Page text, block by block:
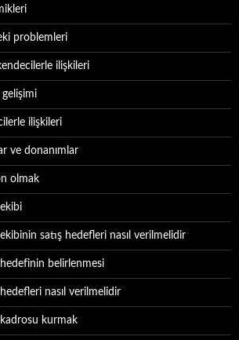
problemleri
ilişkileri
ilişkileri
ve donanımlar
olmak
satış hedefleri nasıl verilmelidir
belirlenmesi
nasıl verilmelidir
kurmak